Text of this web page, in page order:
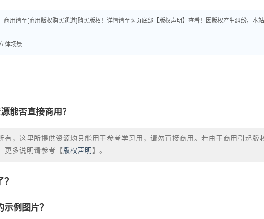
商用请至[商用版权购买通道]购买版权！详情请至网页底部【版权声明】查看！因版权产生纠纷，本站
体场景
能否直接商用？
有，这里所提供资源均只能用于参考学习用，请勿直接商用。若由于商用引起版
更多说明请参考【 版权声明 】。
例图片？